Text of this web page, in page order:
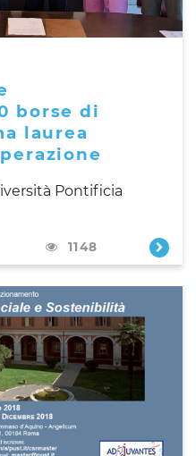
borse di
laurea
Pontificia
1148